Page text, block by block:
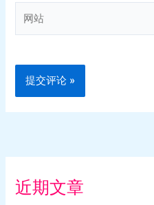
站
近期文章